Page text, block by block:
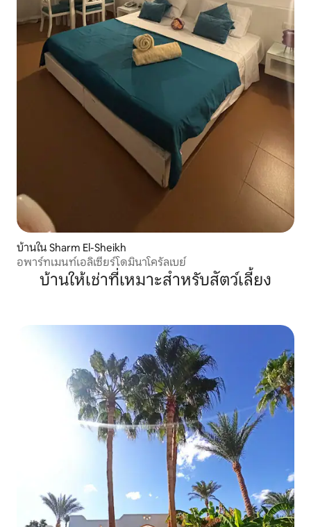
บ้านใน Sharm El-Sheikh
อพาร์ทเมนท์เอลิเซียร์โดมินาโครัลเบย์
บ้านให้เช่าที่เหมาะสำหรับสัตว์เลี้ยง